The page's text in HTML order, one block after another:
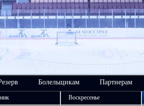
Болельщикам Партнерам
Воскресенье